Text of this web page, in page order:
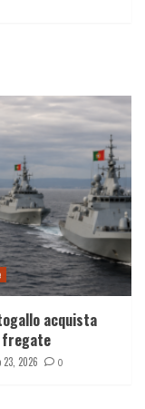
acquista
fregate
23, 2026 0